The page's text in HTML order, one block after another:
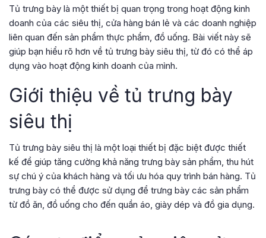
Tủ trưng bày là một thiết bị quan trọng trong hoạt động kinh
doanh của các siêu thị, cửa hàng bán lẻ và các doanh nghiệp
liên quan đến sản phẩm thực phẩm, đồ uống. Bài viết này sẽ
giúp bạn hiểu rõ hơn về tủ trưng bày siêu thị, từ đó có thể áp
dụng vào hoạt động kinh doanh của mình.
Giới thiệu về tủ trưng bày
siêu thị
Tủ trưng bày siêu thị là một loại thiết bị đặc biệt được thiết
kế để giúp tăng cường khả năng trưng bày sản phẩm, thu hút
sự chú ý của khách hàng và tối ưu hóa quy trình bán hàng. Tủ
trưng bày có thể được sử dụng để trưng bày các sản phẩm
từ đồ ăn, đồ uống cho đến quần áo, giày dép và đồ gia dụng.